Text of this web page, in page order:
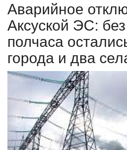
ПАВЛОДАРСКАЯ ОБЛАСТЬ
КАЗАХСТАН
МИР
СПЕЦПРОЕКТЫ
СПОРТ
Чек-лист
Аварийное
Аксуской ЭС:
полчаса
города и два